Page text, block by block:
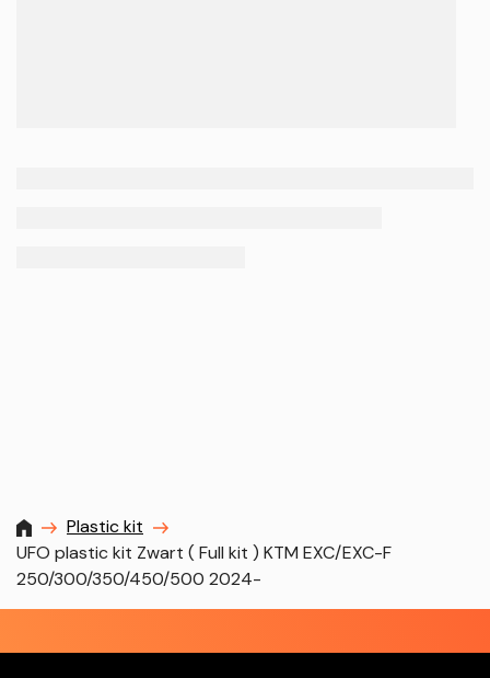
MXProstoreparts
Plastic kit
UFO plastic kit Zwart ( Full kit ) KTM EXC/EXC-F
250/300/350/450/500 2024-